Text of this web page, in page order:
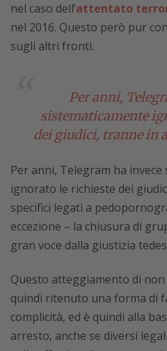
nel caso dell’attentato
nel 2016. Questo però pur
sugli altri fronti.
Per anni,
sistematicamente
dei giudici, tranne in
Per anni, Telegram ha
ignorato le richieste dei
specifici legati a
eccezione – la chiusura di
gran voce dalla giustizia
Questo atteggiamento di
quindi ritenuto una forma di
complicità, ed è quindi alla
arresto, anche se diversi